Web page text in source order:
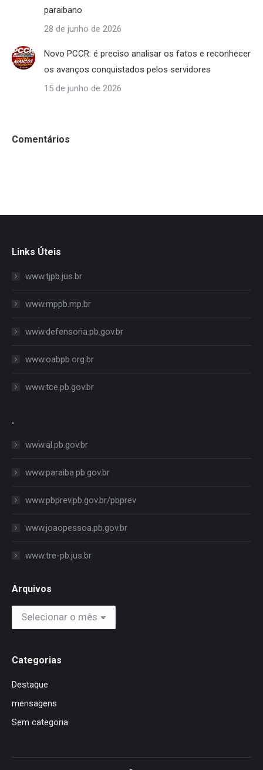
paraibano
28 de junho de 2026
Novo PCCR: é preciso analisar os fatos e reconhecer
os avanços conquistados pelos servidores
15 de junho de 2026
Comentários
Links Úteis
www.tjpb.jus.br
www.mppb.mp.br
www.defensoria.pb.gov.br
www.oabpb.org.br
www.tce.pb.gov.br
.
www.al.pb.gov.br
www.paraiba.pb.gov.br
www.pbprev.pb.gov.br/pbprev
www.joaopessoa.pb.gov.br
www.tre-pb.jus.br
Arquivos
Arquivos
Categorias
Destaque
mensagens
Sem categoria